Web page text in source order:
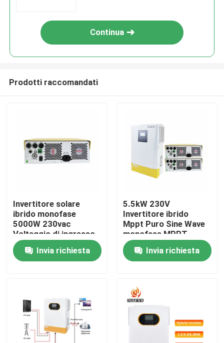
Casa.
Prodotti
Su di noi
Continua
Prodotti raccomandati
Invertitore solare
ibrido monofase
5000W 230vac
Voltaggio di ingresso
accetta OEM CE IEC
certificatoInvia richiesta
5.5kW 230V
Invertitore ibrido
Mppt Puro Sine Wave
monofase MPPT
120V-450V Auto
SensingInvia richiesta